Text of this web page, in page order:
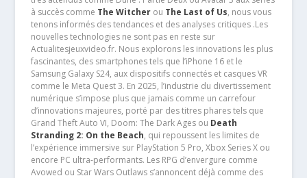
à succès comme The Witcherou The Last of Us, nous vous
tenons informés des tendances et des analyses critiques .Les
nouvelles technologies ne sont pas en reste sur
Actualitesjeuxvideo.fr. Nous explorons les innovations les plus
fascinantes, des smartphones tels que l’iPhone 16 et le
Samsung Galaxy S24, aux dispositifs connectés et casques VR
comme le Meta Quest 3. En 2025, l’industrie du divertissement
numérique s’impose plus que jamais comme un carrefour
d’innovations majeures, porté par des titres phares tels que
Grand Theft Auto VI, Doom: The Dark Ages ou Death
Stranding 2: On the Beach, qui repoussent les limites de
l’expérience immersive sur PlayStation 5 Pro, Xbox Series X ou
encore PC ultra-performants. Les RPG d’envergure comme
Avowed ou Star Wars Outlaws s’annoncent déjà comme des